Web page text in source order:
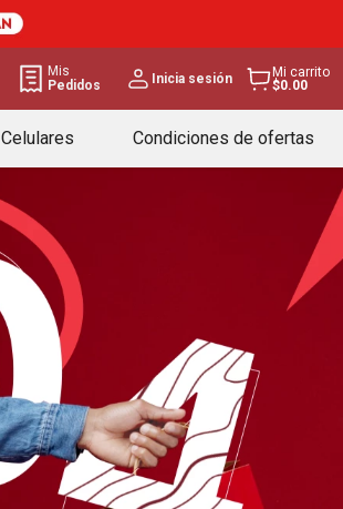
Mis
Pedidos
Inicia sesión
Mi carrito
$0.00
Celulares Condiciones de ofertas